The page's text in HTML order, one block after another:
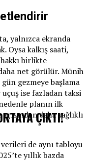
yalnızca ekranda
Oysa kalkış saati,
birlikte
net görülür. Münih
gezmeye başlama
uçuş ise fazladan taksi
planın ilk
daha sağlıklı
de aynı tabloyu
yıllık bazda
ÇIKTI!